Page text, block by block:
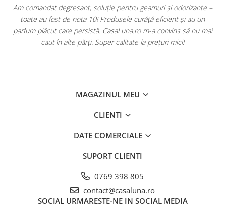
Am comandat degresant, soluție pentru geamuri și odorizante –
toate au fost de nota 10! Produsele curăță eficient și au un
parfum plăcut care persistă. CasaLuna.ro m-a convins să nu mai
caut în alte părți. Super calitate la prețuri mici!
MAGAZINUL MEU
CLIENTI
DATE COMERCIALE
SUPORT CLIENTI
0769 398 805
contact@casaluna.ro
SOCIAL URMARESTE-NE IN SOCIAL MEDIA